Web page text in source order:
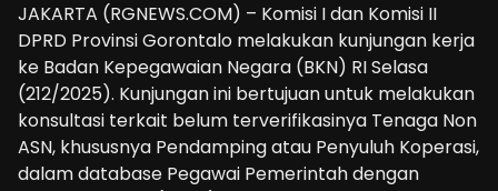
JAKARTA (RGNEWS.COM) – Komisi I dan Komisi II
DPRD Provinsi Gorontalo melakukan kunjungan kerja
ke Badan Kepegawaian Negara (BKN) RI Selasa
(212/2025). Kunjungan ini bertujuan untuk melakukan
konsultasi terkait belum terverifikasinya Tenaga Non
ASN, khususnya Pendamping atau Penyuluh Koperasi,
dalam database Pegawai Pemerintah dengan